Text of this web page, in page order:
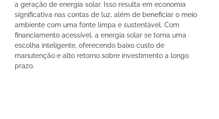
a geração de energia solar. Isso resulta em economia
significativa nas contas de luz, além de beneficiar o meio
ambiente com uma fonte limpa e sustentável. Com
financiamento acessível, a energia solar se torna uma
escolha inteligente, oferecendo baixo custo de
manutenção e alto retorno sobre investimento a longo
prazo.